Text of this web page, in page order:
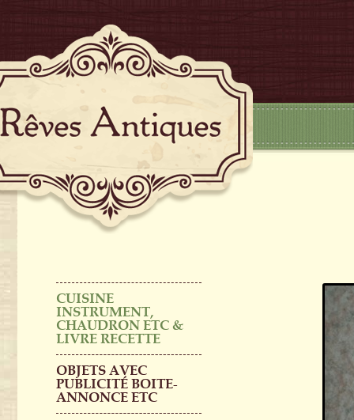
CUISINE
INSTRUMENT,
CHAUDRON ETC &
LIVRE RECETTE
OBJETS AVEC
PUBLICITÉ BOITE-
ANNONCE ETC